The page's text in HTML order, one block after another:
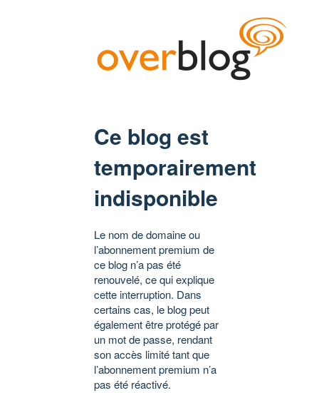
Ce blog est
temporairement
indisponible
Le nom de domaine ou
l’abonnement premium de
ce blog n’a pas été
renouvelé, ce qui explique
cette interruption. Dans
certains cas, le blog peut
également être protégé par
un mot de passe, rendant
son accès limité tant que
l’abonnement premium n’a
pas été réactivé.